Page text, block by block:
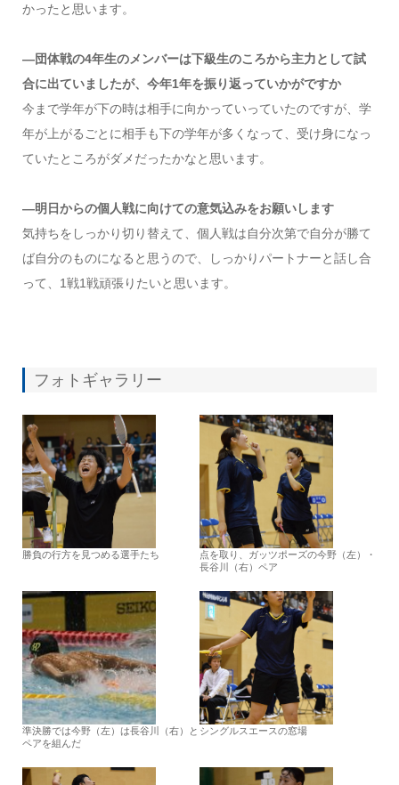
かったと思います。
―団体戦の4年生のメンバーは下級生のころから主力として試
合に出ていましたが、今年1年を振り返っていかがですか
今まで学年が下の時は相手に向かっていっていたのですが、学
年が上がるごとに相手も下の学年が多くなって、受け身になっ
ていたところがダメだったかなと思います。
―明日からの個人戦に向けての意気込みをお願いします
気持ちをしっかり切り替えて、個人戦は自分次第で自分が勝て
ば自分のものになると思うので、しっかりパートナーと話し合
って、1戦1戦頑張りたいと思います。
フォトギャラリー
勝負の行方を見つめる選手たち
点を取り、ガッツポーズの今野（左）・
長谷川（右）ペア
準決勝では今野（左）は長谷川（右）と
ペアを組んだ
シングルスエースの窓場